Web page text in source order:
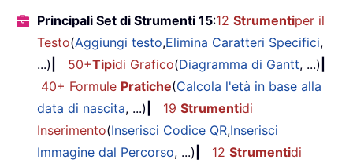
Principali Set di Strumenti 15:12 Strumentiper il
Testo(Aggiungi testo,Elimina Caratteri Specifici,
...)
50+Tipidi Grafico(Diagramma di Gantt, ...)
40+ Formule Pratiche(Calcola l'età in base alla
data di nascita, ...) 19 Strumentidi
Inserimento(Inserisci Codice QR,Inserisci
Immagine dal Percorso, ...) 12 Strumentidi